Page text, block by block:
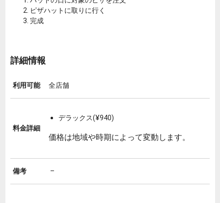
ピザハットに取りに行く
完成
詳細情報
利用可能 全店舗
料金詳細
デラックス(¥940)
価格は地域や時期によって変動します。
備考 –